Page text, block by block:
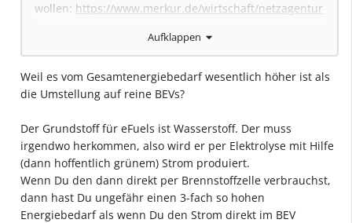
wollen: https://www.merkur.de/wirtschaft/netzagentur
elektroautos-und-waermepumpen-92027883.html
Aufklappen
Weil es vom Gesamtenergiebedarf wesentlich höher ist als
die Umstellung auf reine BEVs?
Der Grundstoff für eFuels ist Wasserstoff. Der muss
irgendwo herkommen, also wird er per Elektrolyse mit Hilfe
(dann hoffentlich grünem) Strom produiert.
Wenn Du den dann direkt per Brennstoffzelle verbrauchst,
dann hast Du ungefähr einen 3-fach so hohen
Energiebedarf als wenn Du den Strom direkt im BEV